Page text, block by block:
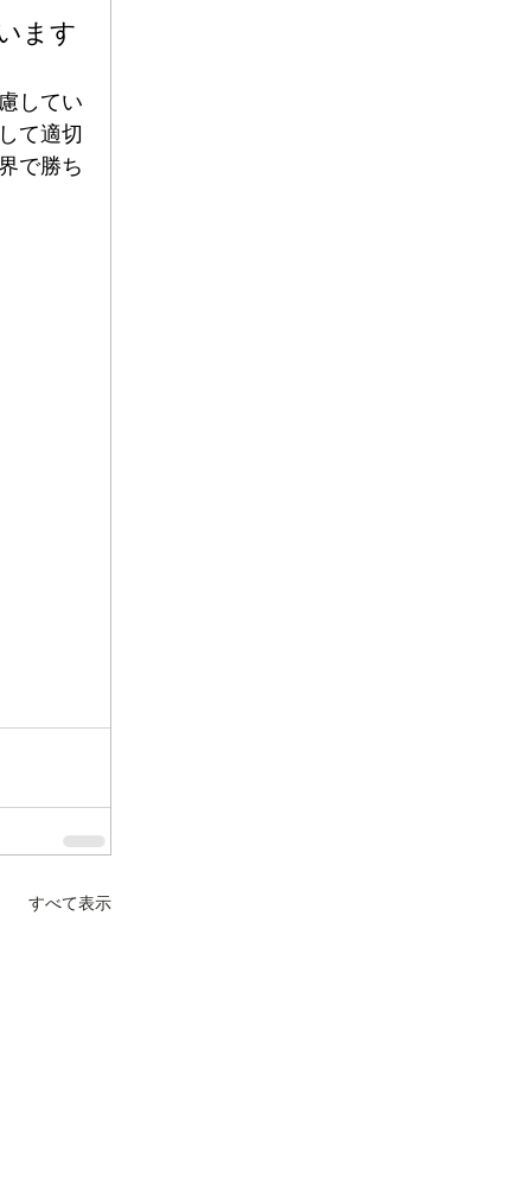
ます
してい
て適切
で勝ち
すべて表示